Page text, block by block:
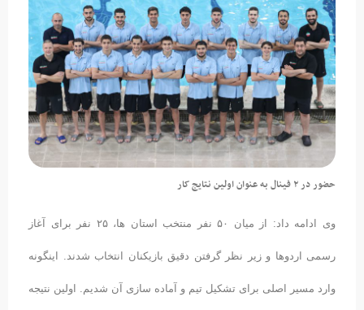
حضور در ۲ فینال به عنوان اولین نتایج کار
وی ادامه داد: از میان ۵۰ نفر منتخب استان ها، ۲۵ نفر برای آغاز
رسمی اردوها و زیر نظر گرفتن دقیق بازیکنان انتخاب شدند. اینگونه
وارد مسیر اصلی برای تشکیل تیم و آماده سازی آن شدیم. اولین نتیجه